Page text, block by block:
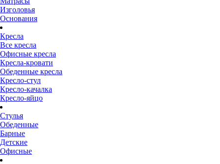
Изголовья
Основания
Кресла
Все кресла
Офисные кресла
Кресла-кровати
Обеденные кресла
Кресло-стул
Кресло-качалка
Кресло-яйцо
Стулья
Обеденные
Барные
Детские
Офисные